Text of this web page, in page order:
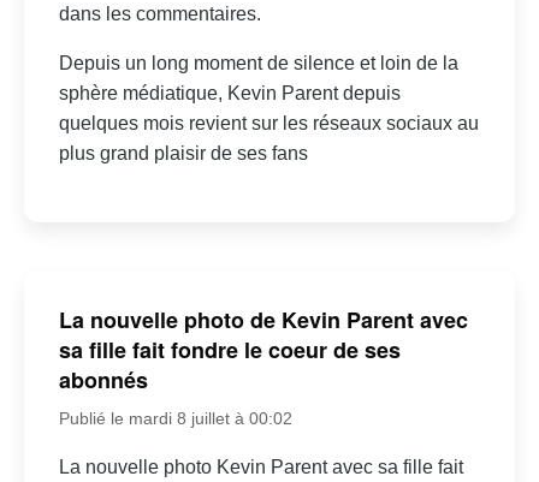
dans les commentaires.
Depuis un long moment de silence et loin de la
sphère médiatique, Kevin Parent depuis
quelques mois revient sur les réseaux sociaux au
plus grand plaisir de ses fans
La nouvelle photo de Kevin Parent avec
sa fille fait fondre le coeur de ses
abonnés
Publié le mardi 8 juillet à 00:02
La nouvelle photo Kevin Parent avec sa fille fait